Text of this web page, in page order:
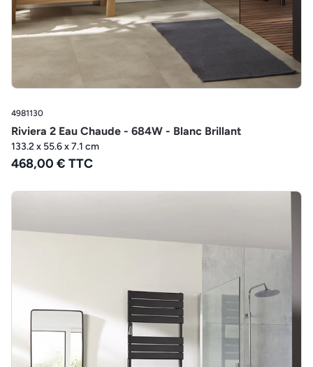
4981130
Riviera 2 Eau Chaude - 684W - Blanc Brillant
133.2 x 55.6 x 7.1 cm
468,00 € TTC